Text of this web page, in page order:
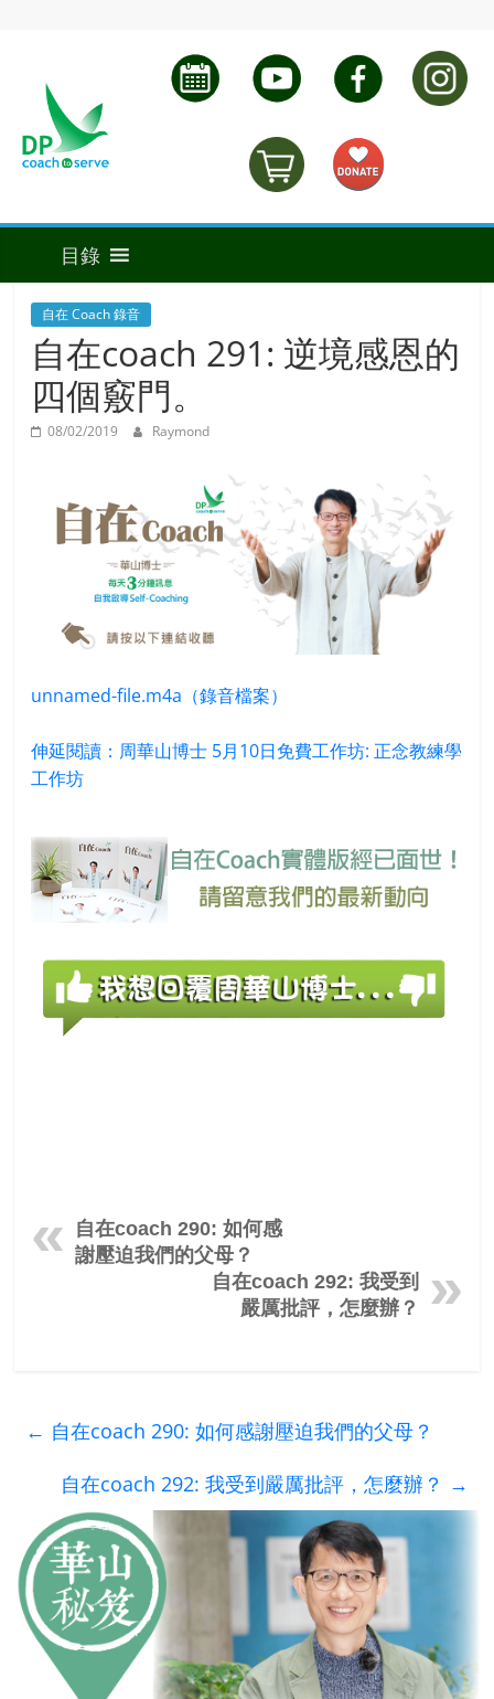
自在 Coach 錄音
自在coach 291: 逆境感恩的
四個竅門。
08/02/2019 Raymond
unnamed-file.m4a（錄音檔案）
伸延閱讀：周華山博士 5月10日免費工作坊: 正念教練學
工作坊
自在coach 290: 如何感
謝壓迫我們的父母？
自在coach 292: 我受到
嚴厲批評，怎麼辦？
← 自在coach 290: 如何感謝壓迫我們的父母？
自在coach 292: 我受到嚴厲批評，怎麼辦？ →